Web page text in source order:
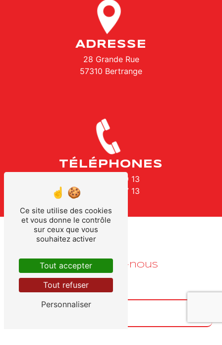
ADRESSE
28 Grande Rue
57310 Bertrange
TÉLÉPHONES
03 87 38 39 13
06 66 82 47 13
Contactez-nous
Ce site utilise des cookies
et vous donne le contrôle
sur ceux que vous
souhaitez activer
Tout accepter
Tout refuser
Personnaliser